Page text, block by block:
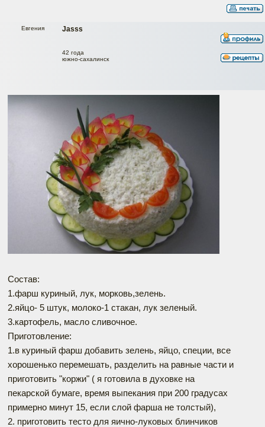
Jasss
Евгения
42 года
южно-сахалинск
Состав:
1.фарш куриный, лук, морковь,зелень.
2.яйцо- 5 штук, молоко-1 стакан, лук зеленый.
3.картофель, масло сливочное.
Приготовление:
1.в куриный фарш добавить зелень, яйцо, специи, все
хорошенько перемешать, разделить на равные части и
приготовить "коржи" ( я готовила в духовке на
пекарской бумаге, время выпекания при 200 градусах
примерно минут 15, если слой фарша не толстый),
2. приготовить тесто для яично-луковых блинчиков